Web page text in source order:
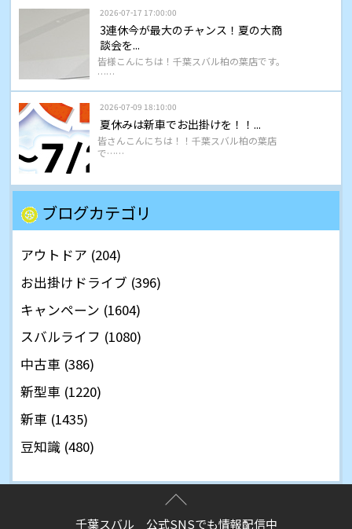
2026-07-17 17:00:00
3連休今が最大のチャンス！夏の大商
談会を...
皆様こんにちは！千葉スバル柏の葉店です。
……
2026-07-09 18:10:00
夏休みは新車でお出掛けを！！...
皆さんこんにちは！！千葉スバル柏の葉店
で……
ブログカテゴリ
アウトドア (204)
お出掛けドライブ (396)
キャンペーン (1604)
スバルライフ (1080)
中古車 (386)
新型車 (1220)
新車 (1435)
豆知識 (480)
千葉スバル 公式SNSでも情報配信中